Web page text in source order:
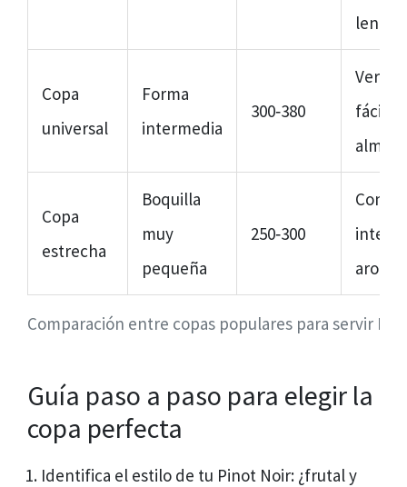
Comparación entre copas populares para servir
lengua
Copa
universal
Forma
intermedia
300‑380
fácil
Copa
estrecha
Boquilla
muy
pequeña
250‑300
aroma
Guía paso a paso para elegir la
copa perfecta
Identifica el estilo de tu Pinot Noir: ¿frutal y